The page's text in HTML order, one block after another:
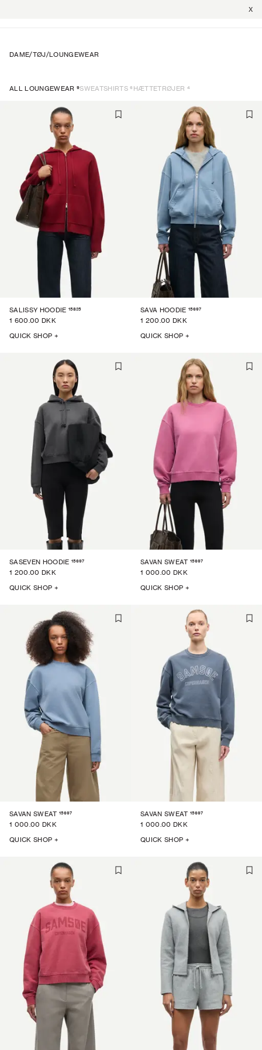
X
DAME/TØJ/LOUNGEWEAR
ALL LOUNGEWEAR 9SWEATSHIRTS 6 HÆTTETRØJER 4
SALISSY HOODIE 15825
1 600.00 DKK
QUICK SHOP +
SAVA HOODIE 15697
1 200.00 DKK
QUICK SHOP +
SASEVEN HOODIE 15697
1 200.00 DKK
QUICK SHOP +
SAVAN SWEAT 15697
1 000.00 DKK
QUICK SHOP +
SAVAN SWEAT 15697
1 000.00 DKK
QUICK SHOP +
SAVAN SWEAT 15697
1 000.00 DKK
QUICK SHOP +